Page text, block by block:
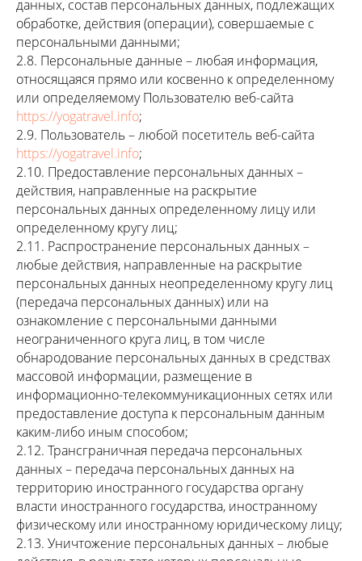
данных, состав персональных данных, подлежащих
обработке, действия (операции), совершаемые с
персональными данными;
2.8. Персональные данные – любая информация,
относящаяся прямо или косвенно к определенному
или определяемому Пользователю веб-сайта
https://yogatravel.info;
2.9. Пользователь – любой посетитель веб-сайта
https://yogatravel.info;
2.10. Предоставление персональных данных –
действия, направленные на раскрытие
персональных данных определенному лицу или
определенному кругу лиц;
2.11. Распространение персональных данных –
любые действия, направленные на раскрытие
персональных данных неопределенному кругу лиц
(передача персональных данных) или на
ознакомление с персональными данными
неограниченного круга лиц, в том числе
обнародование персональных данных в средствах
массовой информации, размещение в
информационно-телекоммуникационных сетях или
предоставление доступа к персональным данным
каким-либо иным способом;
2.12. Трансграничная передача персональных
данных – передача персональных данных на
территорию иностранного государства органу
власти иностранного государства, иностранному
физическому или иностранному юридическому лицу;
2.13. Уничтожение персональных данных – любые